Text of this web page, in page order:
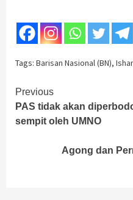
Tags: Barisan Nasional (BN),
Continue
Reading
Previous
PAS tidak akan
sempit oleh UMNO
Agong dan